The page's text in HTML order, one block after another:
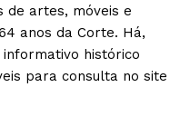
de artes, móveis e
anos da Corte. Há,
histórico
para consulta no site